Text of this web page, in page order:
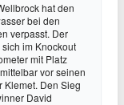
hat den
bei den
verpasst. Der
im Knockout
mit Platz
vor seinen
Klemet. Den Sieg
David